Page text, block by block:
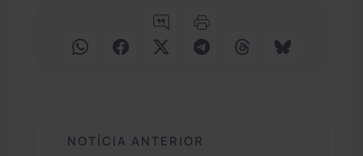
NOTÍCIA ANTERIOR